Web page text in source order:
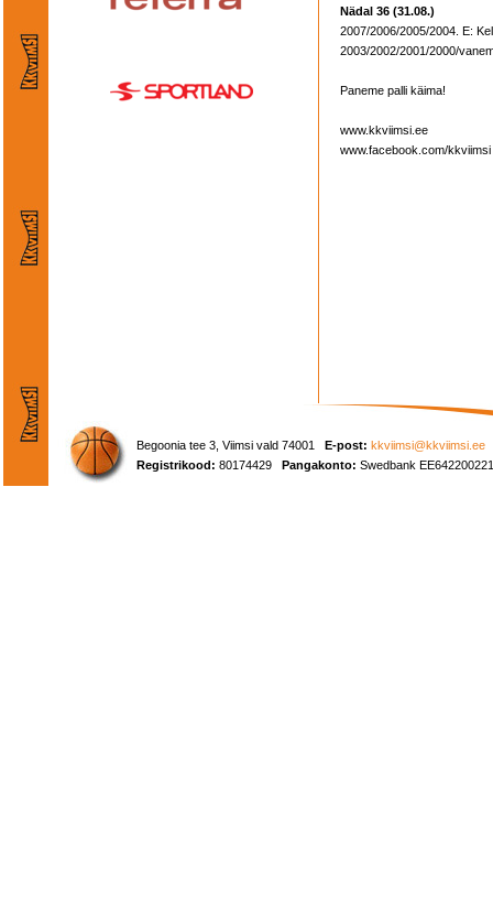
Nädal 36 (31.08.)
2007/2006/2005/2004. E:
2003/2002/2001/2000/
Paneme palli käima!
www.kkviimsi.ee
www.facebook.com/kkviimsi
Begoonia tee 3, Viimsi vald 74001 E-post: kkviimsi@kkviimsi.ee
Registrikood: 80174429 Pangakonto: Swedbank